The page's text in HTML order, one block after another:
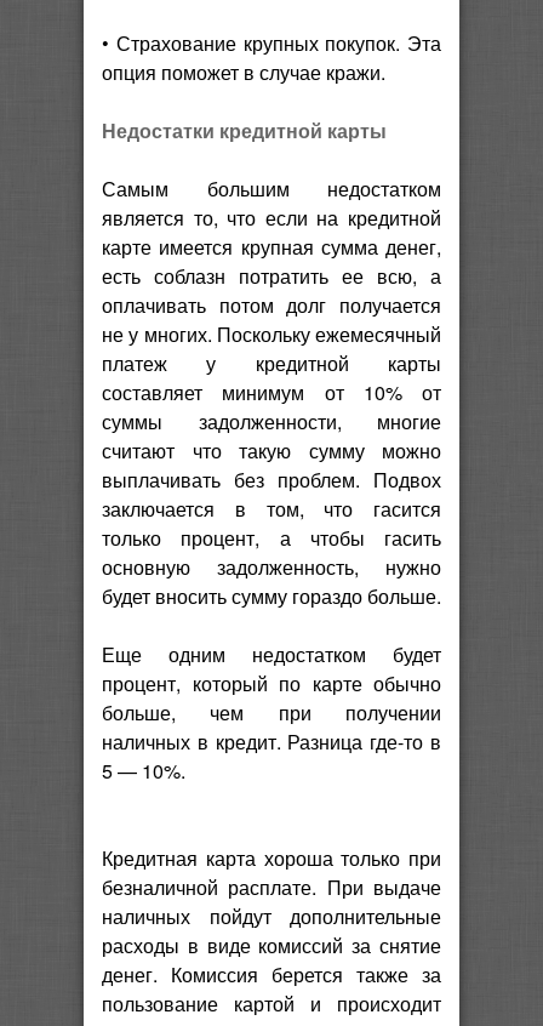
• Страхование крупных покупок. Эта
опция поможет в случае кражи.
Недостатки кредитной карты
Самым большим недостатком
является то, что если на кредитной
карте имеется крупная сумма денег,
есть соблазн потратить ее всю, а
оплачивать потом долг получается
не у многих. Поскольку ежемесячный
платеж у кредитной карты
составляет минимум от 10% от
суммы задолженности, многие
считают что такую сумму можно
выплачивать без проблем. Подвох
заключается в том, что гасится
только процент, а чтобы гасить
основную задолженность, нужно
будет вносить сумму гораздо больше.
Еще одним недостатком будет
процент, который по карте обычно
больше, чем при получении
наличных в кредит. Разница где-то в
5 — 10%.
Кредитная карта хороша только при
безналичной расплате. При выдаче
наличных пойдут дополнительные
расходы в виде комиссий за снятие
денег. Комиссия берется также за
пользование картой и происходит